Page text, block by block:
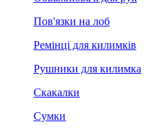
Пов'язки на лоб
Ремінці для килимків
Рушники для килимка
Скакалки
Сумки